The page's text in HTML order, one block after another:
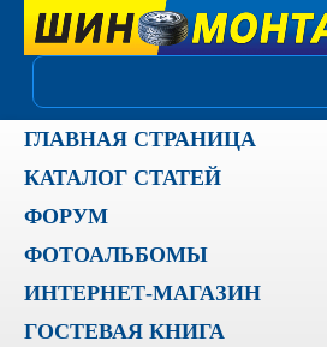
ГЛАВНАЯ СТРАНИЦА
КАТАЛОГ СТАТЕЙ
ФОРУМ
ФОТОАЛЬБОМЫ
ИНТЕРНЕТ-МАГАЗИН
ГОСТЕВАЯ КНИГА